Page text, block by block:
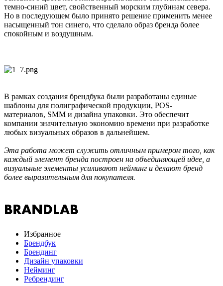
темно-синий цвет, свойственный морским глубинам севера.
Но в последующем было принято решение применить менее
насыщенный тон синего, что сделало образ бренда более
спокойным и воздушным.
В рамках создания брендбука были разработаны единые
шаблоны для полиграфической продукции, POS-
материалов, SMM и дизайна упаковки. Это обеспечит
компании значительную экономию времени при разработке
любых визуальных образов в дальнейшем.
Эта работа может служить отличным примером того, как
каждый элемент бренда построен на объединяющей идее, а
визуальные элементы усиливают нейминг и делают бренд
более выразительным для покупателя.
Избранное
Брендбук
Брендинг
Дизайн упаковки
Нейминг
Ребрендинг